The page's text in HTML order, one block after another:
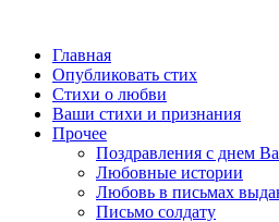
Главная
Опубликовать стих
Стихи о любви
Ваши стихи и признания
Прочее
Поздравления с днем
Любовные истории
Любовь в письмах
Письмо солдату